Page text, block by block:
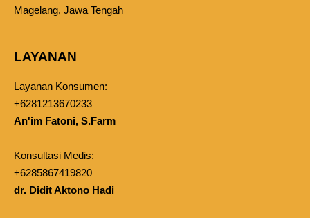
Magelang, Jawa Tengah
LAYANAN
Layanan Konsumen:
+6281213670233
An'im Fatoni, S.Farm
Konsultasi Medis:
+6285867419820
dr. Didit Aktono Hadi